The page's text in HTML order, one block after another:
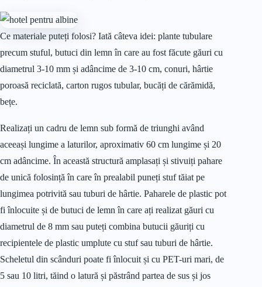
Ce materiale puteți folosi? Iată câteva idei: plante tubulare
precum stuful, butuci din lemn în care au fost făcute găuri cu
diametrul 3-10 mm și adâncime de 3-10 cm, conuri, hârtie
poroasă reciclată, carton rugos tubular, bucăți de cărămidă,
bețe.
Realizați un cadru de lemn sub formă de triunghi având
aceeași lungime a laturilor, aproximativ 60 cm lungime și 20
cm adâncime. În această structură amplasați și stivuiți pahare
de unică folosință în care în prealabil puneți stuf tăiat pe
lungimea potrivită sau tuburi de hârtie. Paharele de plastic pot
fi înlocuite și de butuci de lemn în care ați realizat găuri cu
diametrul de 8 mm sau puteți combina butucii găuriți cu
recipientele de plastic umplute cu stuf sau tuburi de hârtie.
Scheletul din scânduri poate fi înlocuit și cu PET-uri mari, de
5 sau 10 litri, tăind o latură și păstrând partea de sus și jos